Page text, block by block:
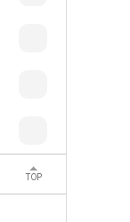
TOP